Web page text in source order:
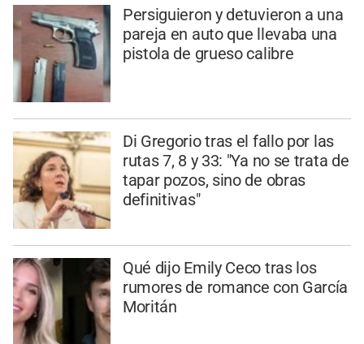
Persiguieron y detuvieron a una
pareja en auto que llevaba una
pistola de grueso calibre
Di Gregorio tras el fallo por las
rutas 7, 8 y 33: "Ya no se trata de
tapar pozos, sino de obras
definitivas"
Qué dijo Emily Ceco tras los
rumores de romance con García
Moritán